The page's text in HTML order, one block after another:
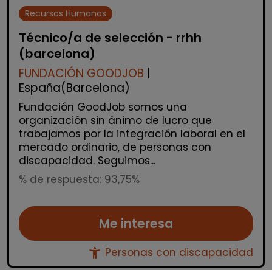
Recursos Humanos
Técnico/a de selección - rrhh
(barcelona)
FUNDACIÓN GOODJOB
España(Barcelona)
Fundación GoodJob somos una
organización sin ánimo de lucro que
trabajamos por la integración laboral en el
mercado ordinario, de personas con
discapacidad. Seguimos...
% de respuesta: 93,75%
Me interesa
accessibility_new Personas con discapacidad